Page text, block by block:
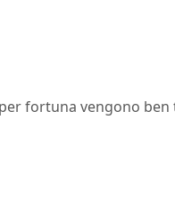
fortuna vengono